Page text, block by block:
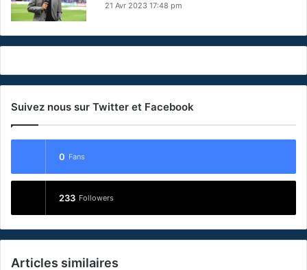
21 Avr 2023 17:48 pm
Suivez nous sur Twitter et Facebook
0 Fans
233 Followers
Articles similaires